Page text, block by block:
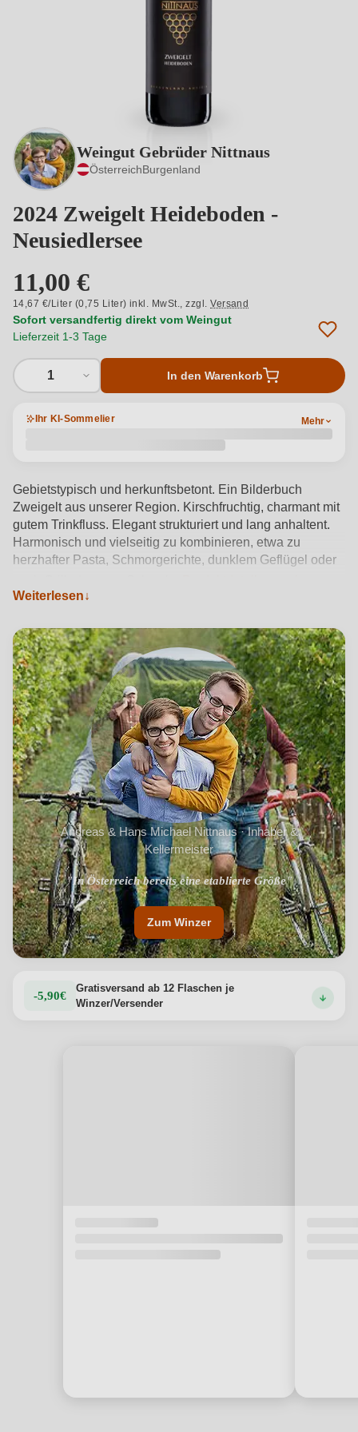
Weingut Gebrüder Nittnaus
ÖsterreichBurgenland
2024 Zweigelt Heideboden -
Neusiedlersee
11,00 €
14,67 €/Liter (0,75 Liter) inkl. MwSt.,zzgl.Versand
Sofort versandfertig direkt vom Weingut
Lieferzeit 1-3 Tage
1 In den Warenkorb
Ihr KI-Sommelier Mehr
Gebietstypisch und herkunftsbetont. Ein Bilderbuch
Zweigelt aus unserer Region. Kirschfruchtig, charmant mit
gutem Trinkfluss. Elegant strukturiert und lang anhaltent.
Harmonisch und vielseitig zu kombinieren, etwa zu
herzhafter Pasta, Schmorgerichte, dunklem Geflügel oder
Weiterlesen
Andreas & Hans Michael Nittnaus · Inhaber &
Kellermeister
"In Österreich bereits eine etablierte Größe"
"In Deutschland "noch" ein Geheimtipp"
Zum Winzer
-5,90€
Gratisversand ab 12 Flaschen je
Winzer/Versender